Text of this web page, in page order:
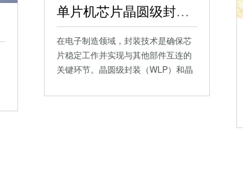
单片机芯片晶圆级封装与晶片级封装比较，单片机芯片封装大全
在电子制造领域，封装技术是确保芯
片稳定工作并实现与其他部件互连的
关键环节。晶圆级封装（WLP）和晶